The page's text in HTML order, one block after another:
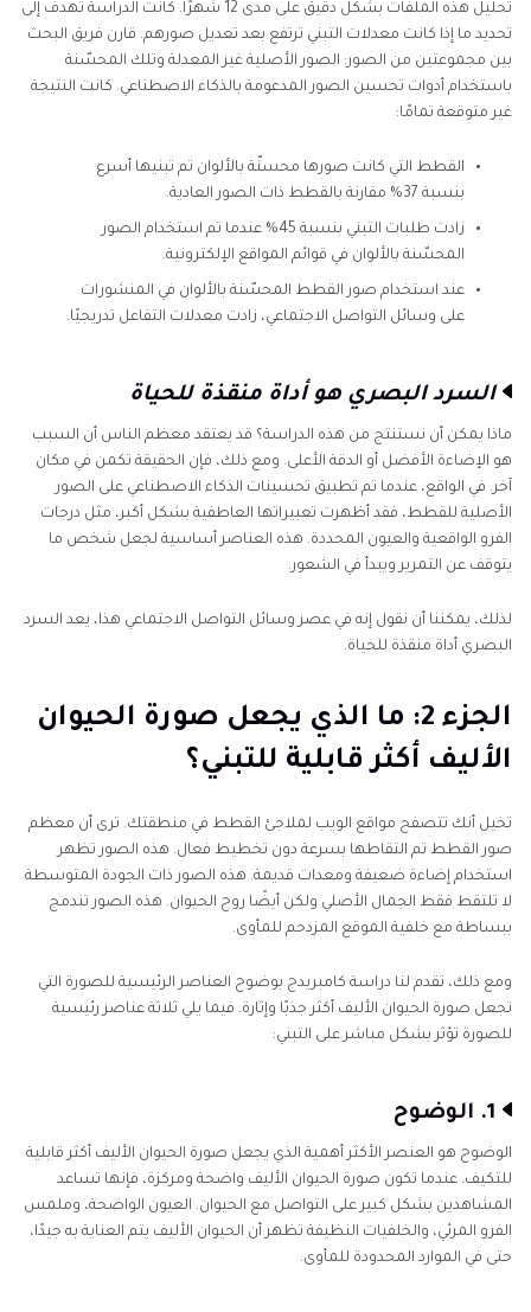
تحليل هذه الملفات بشكل دقيق على مدى 12 شهرًا. كانت الدراسة تهدف إلى
تحديد ما إذا كانت معدلات التبني ترتفع بعد تعديل صورهم. قارن فريق البحث
بين مجموعتين من الصور: الصور الأصلية غير المعدلة وتلك المحسّنة
باستخدام أدوات تحسين الصور المدعومة بالذكاء الاصطناعي. كانت النتيجة
غير متوقعة تمامًا:
القطط التي كانت صورها محسنّة بالألوان تم تبنيها أسرع
بنسبة 37% مقارنة بالقطط ذات الصور العادية.
زادت طلبات التبني بنسبة 45% عندما تم استخدام الصور
المحسّنة بالألوان في قوائم المواقع الإلكترونية.
عند استخدام صور القطط المحسّنة بالألوان في المنشورات
على وسائل التواصل الاجتماعي، زادت معدلات التفاعل تدريجيًا.
السرد البصري هو أداة منقذة للحياة
ماذا يمكن أن نستنتج من هذه الدراسة؟ قد يعتقد معظم الناس أن السبب
هو الإضاءة الأفضل أو الدقة الأعلى. ومع ذلك، فإن الحقيقة تكمن في مكان
آخر. في الواقع، عندما تم تطبيق تحسينات الذكاء الاصطناعي على الصور
الأصلية للقطط، فقد أظهرت تعبيراتها العاطفية بشكل أكبر، مثل درجات
الفرو الواقعية والعيون المحددة. هذه العناصر أساسية لجعل شخص ما
يتوقف عن التمرير ويبدأ في الشعور.
لذلك، يمكننا أن نقول إنه في عصر وسائل التواصل الاجتماعي هذا، يعد السرد
البصري أداة منقذة للحياة.
الجزء 2: ما الذي يجعل صورة الحيوان
الأليف أكثر قابلية للتبني؟
تخيل أنك تتصفح مواقع الويب لملاجئ القطط في منطقتك. ترى أن معظم
صور القطط تم التقاطها بسرعة دون تخطيط فعال. هذه الصور تظهر
استخدام إضاءة ضعيفة ومعدات قديمة. هذه الصور ذات الجودة المتوسطة
لا تلتقط فقط الجمال الأصلي ولكن أيضًا روح الحيوان. هذه الصور تندمج
ببساطة مع خلفية الموقع المزدحم للمأوى.
ومع ذلك، تقدم لنا دراسة كامبريدج بوضوح العناصر الرئيسية للصورة التي
تجعل صورة الحيوان الأليف أكثر جذبًا وإثارة. فيما يلي ثلاثة عناصر رئيسية
للصورة تؤثر بشكل مباشر على التبني:
1. الوضوح
الوضوح هو العنصر الأكثر أهمية الذي يجعل صورة الحيوان الأليف أكثر قابلية
للتكيف. عندما تكون صورة الحيوان الأليف واضحة ومركزة، فإنها تساعد
المشاهدين بشكل كبير على التواصل مع الحيوان. العيون الواضحة، وملمس
الفرو المرئي، والخلفيات النظيفة تظهر أن الحيوان الأليف يتم العناية به جيدًا،
حتى في الموارد المحدودة للمأوى.